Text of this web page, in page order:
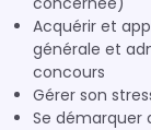
Acquérir et
générale et
concours
Gérer son
Se démarquer